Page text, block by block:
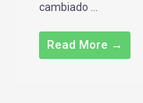
cambiado ...
Read More →